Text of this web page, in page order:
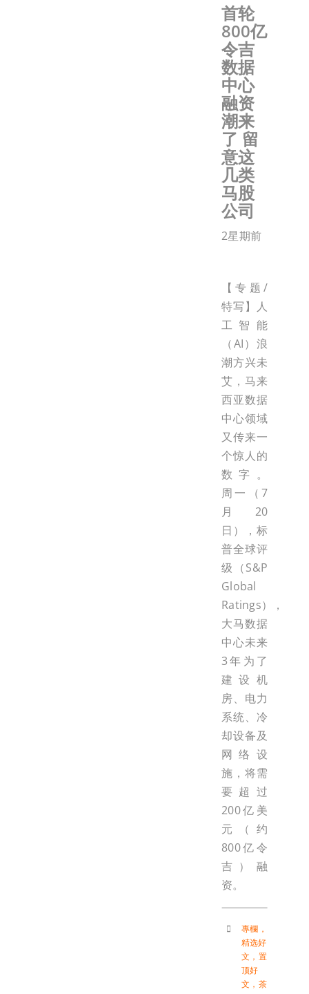
首轮
800亿
令吉
数据
中心
融资
潮来
了 留
意这
几类
马股
公司
2星期前
【专题/
特写】人
工智能
（AI）浪
潮方兴未
艾，马来
西亚数据
中心领域
又传来一
个惊人的
数字。
周一（7
月20
日），标
普全球评
级（S&P
Global
Ratings），
大马数据
中心未来
3年为了
建设机
房、电力
系统、冷
却设备及
网络设
施，将需
要超过
200亿美
元（约
800亿令
吉）融
资。
專欄 ，
精选好
文 ， 置
顶好
文 ， 茶